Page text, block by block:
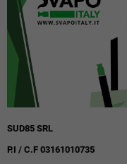
SUD85 SRL
P.I / C.F 03161010735